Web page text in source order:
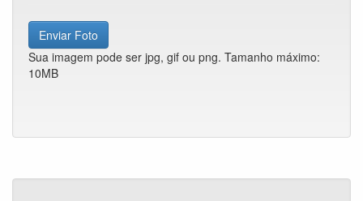
Enviar Foto
Sua imagem pode ser jpg, gif ou png. Tamanho máximo:
10MB